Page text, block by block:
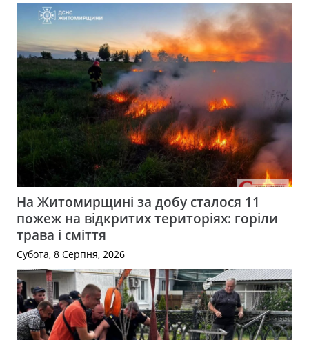
На Житомирщині за добу сталося 11
пожеж на відкритих територіях: горіли
трава і сміття
Субота, 8 Серпня, 2026